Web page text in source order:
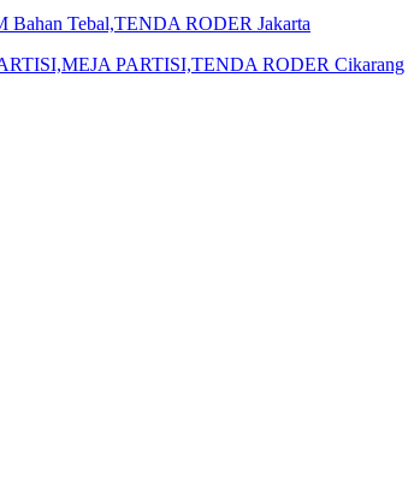
Tebal,TENDA RODER Jakarta
PARTISI,TENDA RODER Cikarang